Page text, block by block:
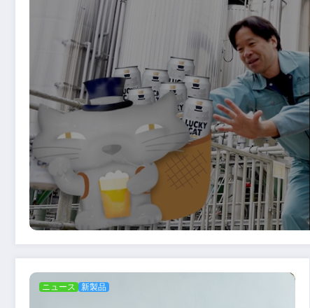
ニュース 新製品